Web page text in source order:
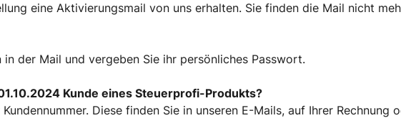
eine Aktivierungsmail von uns erhalten. Sie finden die Mail nicht
der Mail und vergeben Sie ihr persönliches Passwort.
Kunde eines Steuerprofi-Produkts?
Diese finden Sie in unseren E-Mails, auf Ihrer Rechnung